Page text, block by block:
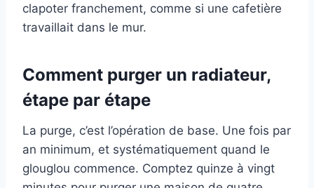
clapoter franchement, comme si une cafetière
travaillait dans le mur.
Comment purger un radiateur,
étape par étape
La purge, c’est l’opération de base. Une fois par
an minimum, et systématiquement quand le
glouglou commence. Comptez quinze à vingt